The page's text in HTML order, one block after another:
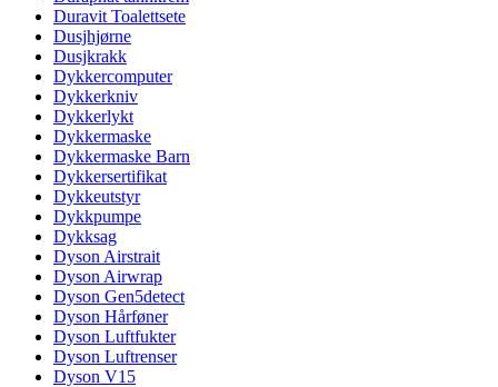
Duravit Toalettsete
Dusjhjørne
Dusjkrakk
Dykkercomputer
Dykkerkniv
Dykkerlykt
Dykkermaske
Dykkermaske Barn
Dykkersertifikat
Dykkeutstyr
Dykkpumpe
Dykksag
Dyson Airstrait
Dyson Airwrap
Dyson Gen5detect
Dyson Hårføner
Dyson Luftfukter
Dyson Luftrenser
Dyson V15